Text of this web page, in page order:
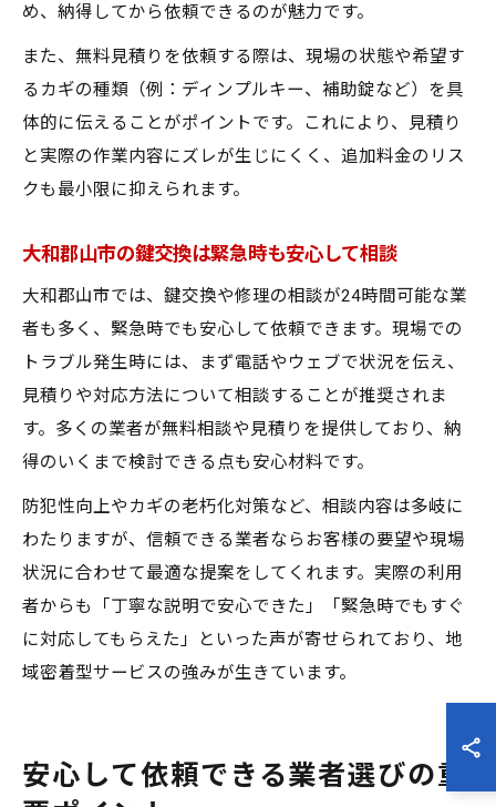
め、納得してから依頼できるのが魅力です。
また、無料見積りを依頼する際は、現場の状態や希望す
るカギの種類（例：ディンプルキー、補助錠など）を具
体的に伝えることがポイントです。これにより、見積り
と実際の作業内容にズレが生じにくく、追加料金のリス
クも最小限に抑えられます。
大和郡山市の鍵交換は緊急時も安心して相談
大和郡山市では、鍵交換や修理の相談が24時間可能な業
者も多く、緊急時でも安心して依頼できます。現場での
トラブル発生時には、まず電話やウェブで状況を伝え、
見積りや対応方法について相談することが推奨されま
す。多くの業者が無料相談や見積りを提供しており、納
得のいくまで検討できる点も安心材料です。
防犯性向上やカギの老朽化対策など、相談内容は多岐に
わたりますが、信頼できる業者ならお客様の要望や現場
状況に合わせて最適な提案をしてくれます。実際の利用
者からも「丁寧な説明で安心できた」「緊急時でもすぐ
に対応してもらえた」といった声が寄せられており、地
域密着型サービスの強みが生きています。
安心して依頼できる業者選びの重